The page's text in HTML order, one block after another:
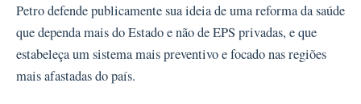
Petro defende publicamente sua ideia de uma reforma da saúde
que dependa mais do Estado e não de EPS privadas, e que
estabeleça um sistema mais preventivo e focado nas regiões
mais afastadas do país.